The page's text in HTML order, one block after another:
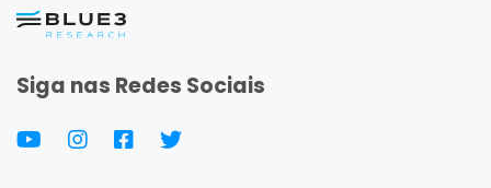
Siga nas Redes Sociais